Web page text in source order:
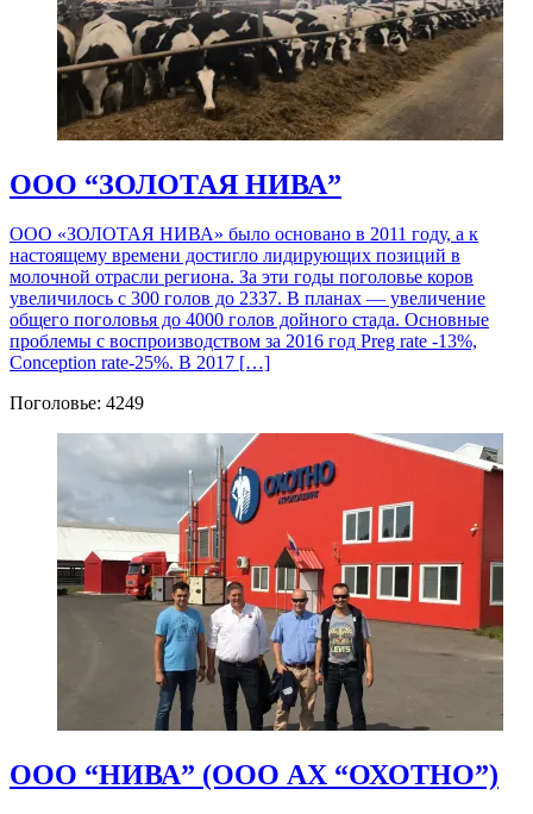
ООО “ЗОЛОТАЯ НИВА”
ООО «ЗОЛОТАЯ НИВА» было основано в 2011 году, а к
настоящему времени достигло лидирующих позиций в
молочной отрасли региона. За эти годы поголовье коров
увеличилось с 300 голов до 2337. В планах — увеличение
общего поголовья до 4000 голов дойного стада. Основные
проблемы с воспроизводством за 2016 год Preg rate -13%,
Conception rate-25%. В 2017 […]
Поголовье: 4249
ООО “НИВА” (ООО АХ “ОХОТНО”)